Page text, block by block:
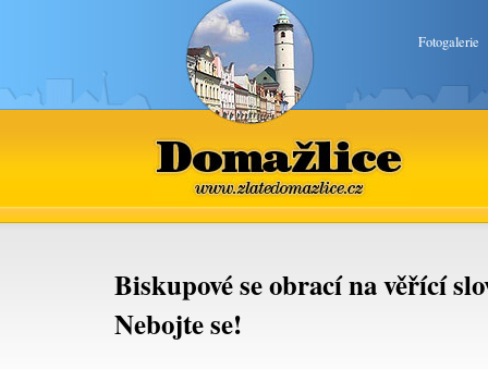
Fotogalerie
Domažlice
www.zlatedomazlice.cz
Biskupové se obrací na věřící
Nebojte se!